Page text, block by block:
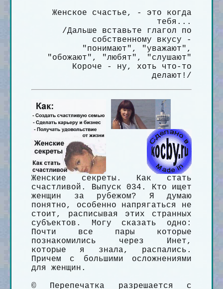
Женское счастье, - это когда
тебя...
/Дальше вставьте глагол по
собственному вкусу -
"понимают", "уважают",
"обожают", "любят", "слушают"
Короче - ну, хоть что-то
делают!/
Женские секреты. Как стать
счастливой. Выпуск 034. Кто ищет
женщин за рубежом? Я думаю
понятно, особенно напрягаться не
стоит, расписывая этих странных
субъектов. Могу сказать одно:
Почти все пары которые
познакомились через Инет,
которые я знала, распались.
Причем с большими осложнениями
для женщин.
© Перепечатка разрешается с